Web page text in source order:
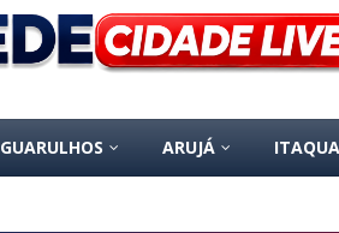
GUARULHOS ARUJÁ ITAQUA